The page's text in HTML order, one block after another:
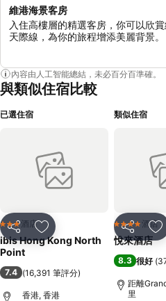
維港海景客房
入住高樓層的精選客房，你可以欣
天際線，為你的旅程增添美麗背景。
內容由人工智能總結，未必百分百準確。
與類似住宿比較
已選住宿
分享 放到收藏夾
3 星級酒店
ibis Hong Kong North
Point
7.4 (16,391 筆評分)
香港, 香港
類似住宿
分享
4 星級 酒店
悅來酒店
8.3 很好 (
距離
里